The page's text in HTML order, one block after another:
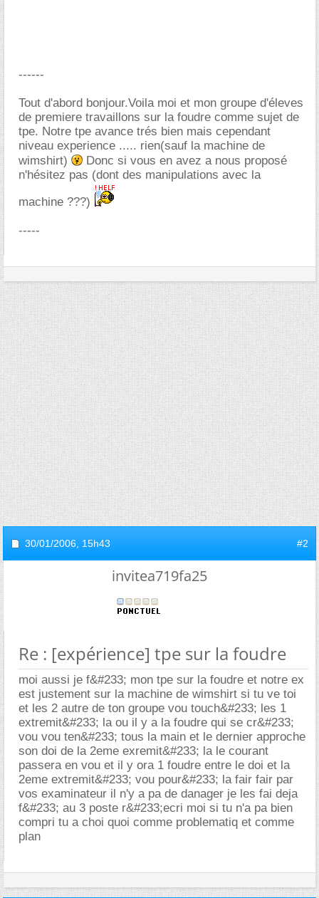
------
Tout d'abord bonjour.Voila moi et mon groupe d'éleves
de premiere travaillons sur la foudre comme sujet de
tpe. Notre tpe avance trés bien mais cependant
niveau experience ..... rien(sauf la machine de
wimshirt)
Donc si vous en avez a nous proposé
n'hésitez pas (dont des manipulations avec la
machine ???)
-----
30/01/2006, 15h43 #2
invitea719fa25
Re : [expérience] tpe sur la foudre
moi aussi je f&#233; mon tpe sur la foudre et notre ex
est justement sur la machine de wimshirt si tu ve toi
et les 2 autre de ton groupe vou touch&#233; les 1
extremit&#233; la ou il y a la foudre qui se cr&#233;
vou vou ten&#233; tous la main et le dernier approche
son doi de la 2eme exremit&#233; la le courant
passera en vou et il y ora 1 foudre entre le doi et la
2eme extremit&#233; vou pour&#233; la fair fair par
vos examinateur il n'y a pa de danager je les fai deja
f&#233; au 3 poste r&#233;ecri moi si tu n'a pa bien
compri tu a choi quoi comme problematiq et comme
plan